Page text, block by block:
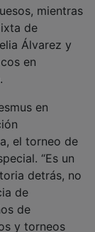
de
Álvarez y
en
en
el torneo de
“Es un
detrás, no
de
de
y torneos
Fernández